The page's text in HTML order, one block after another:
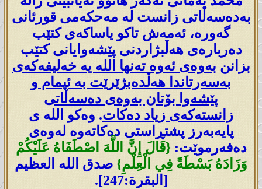
بەدەسەڵاتی زانست لە مەحکەمی قورئانی
گەورە، ئەمەش تاکو یاساكه‌ی کتێب
دەربارەی ھەڵبژاردنی پێشەوایانی کتێب
بزانن بەوەی ئەوە تەنھا اللە یە خەلیفەکەی
بەسەرتاندا ھەڵدەبژێرێت بە ئیمام و
پێشەوا بۆتان بەوەی دەسەڵاتی
زانستەکەی زیاد دەکات. وەکو اللە ی
پایەبەرز پشتڕاستی دەکاتەوە لەوەی
دەفەرموێت:{قَالَ إِنَّ اللَّهَ اصْطَفَاهُ عَلَيْكُمْ
وَزَادَهُ بَسْطَةً فِي الْعِلْمِ} صدق الله العظيم
[البقرة:247].